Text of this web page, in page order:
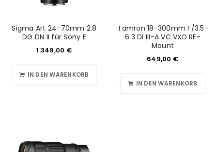
Sigma Art 24-70mm 2.8
DG DN II für Sony E
1.349,00 €
IN DEN WARENKORB
Tamron 18-300mm F/3.5-
6.3 Di III-A VC VXD RF-
Mount
649,00 €
IN DEN WARENKORB